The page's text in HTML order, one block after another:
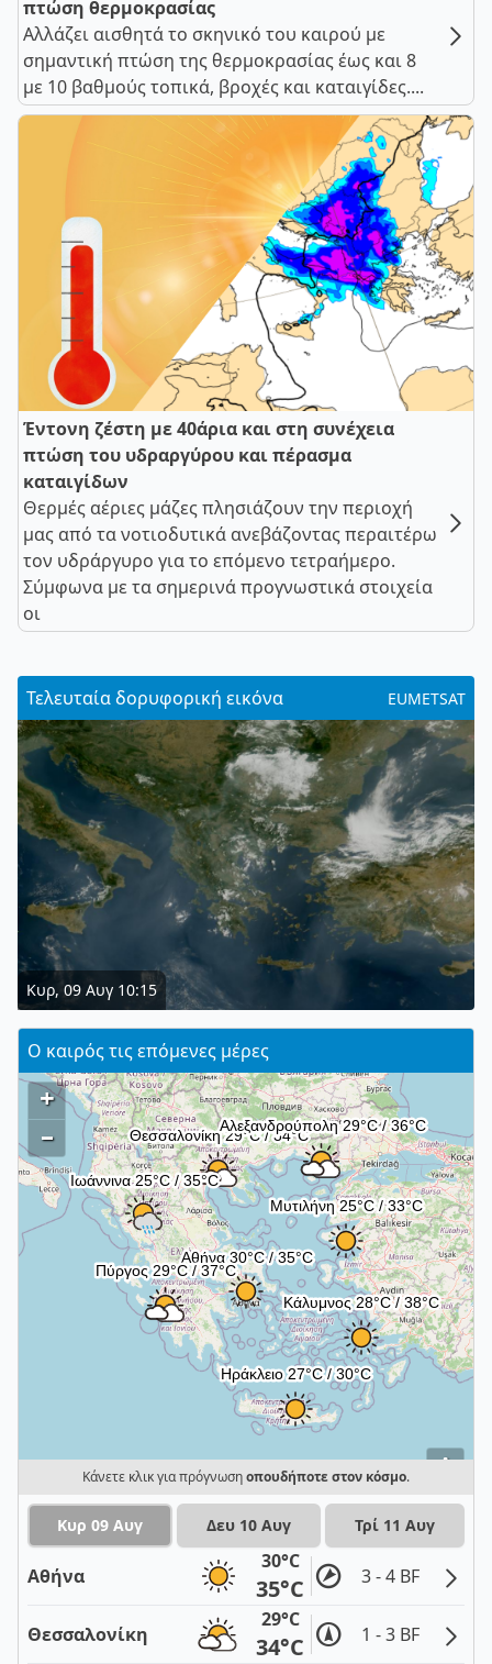
πτώση θερμοκρασίας
Αλλάζει αισθητά το σκηνικό του καιρού με
σημαντική πτώση της θερμοκρασίας έως και 8
με 10 βαθμούς τοπικά, βροχές και καταιγίδες....
Έντονη ζέστη με 40άρια και στη συνέχεια
πτώση του υδραργύρου και πέρασμα
καταιγίδων
Θερμές αέριες μάζες πλησιάζουν την περιοχή
μας από τα νοτιοδυτικά ανεβάζοντας περαιτέρω
τον υδράργυρο για το επόμενο τετραήμερο.
Σύμφωνα με τα σημερινά προγνωστικά στοιχεία
οι
Τελευταία δορυφορική εικόνα EUMETSAT
Κυρ, 09 Αυγ 10:15
Ο καιρός τις επόμενες μέρες
i
+
–
Κάνετε κλικ για πρόγνωσηοπουδήποτε στον κόσμο.
Κυρ 09 Αυγ Δευ 10 Αυγ Τρί 11 Αυγ
Αθήνα
30°C
35°C 3 - 4 BF
Θεσσαλονίκη
29°C
34°C 1 - 3 BF